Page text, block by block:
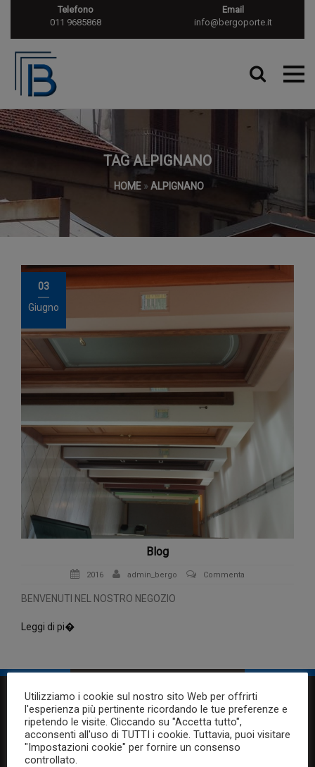
Telefono
011 9685868
Email
info@bergoporte.it
TAG ALPIGNANO
HOME»ALPIGNANO
03
Giugno
Blog
2016 admin_bergo Commenta
BENVENUTI NEL NOSTRO NEGOZIO
Leggi di pi�
ORARIO
Lunedi: 15.30-19.30
Utilizziamo i cookie sul nostro sito Web per offrirti
l'esperienza più pertinente ricordando le tue preferenze e
ripetendo le visite. Cliccando su "Accetta tutto",
acconsenti all'uso di TUTTI i cookie. Tuttavia, puoi visitare
"Impostazioni cookie" per fornire un consenso
controllato.